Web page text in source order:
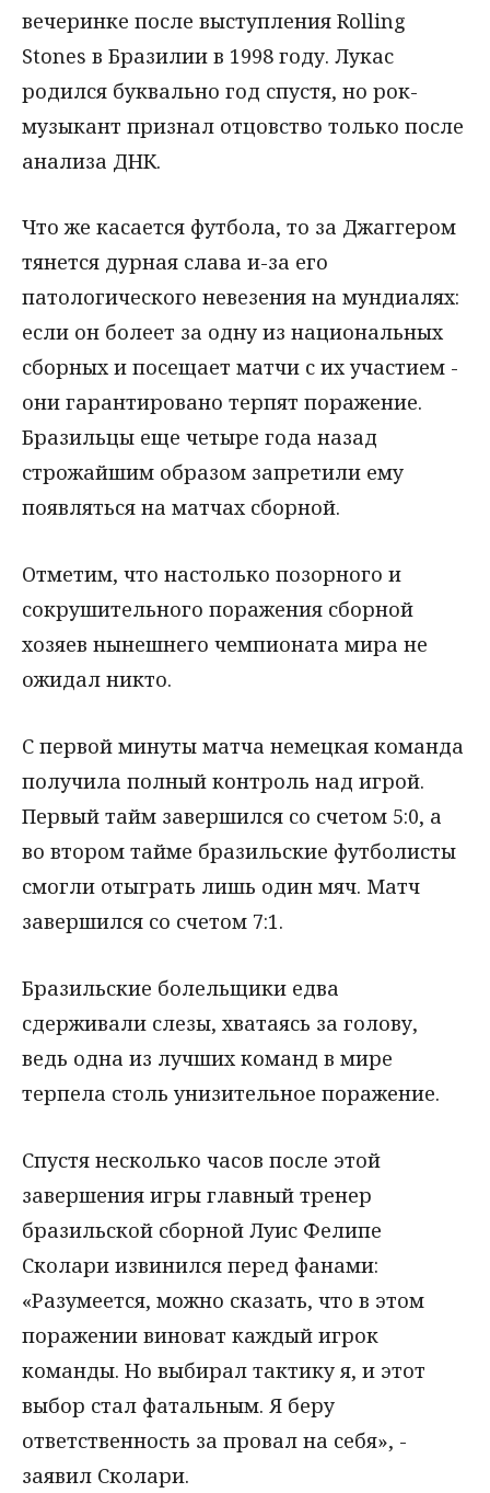
вечеринке после выступления Rolling
Stones в Бразилии в 1998 году. Лукас
родился буквально год спустя, но рок-
музыкант признал отцовство только после
анализа ДНК.
Что же касается футбола, то за Джаггером
тянется дурная слава и-за его
патологического невезения на мундиалях:
если он болеет за одну из национальных
сборных и посещает матчи с их участием -
они гарантировано терпят поражение.
Бразильцы еще четыре года назад
строжайшим образом запретили ему
появляться на матчах сборной.
Отметим, что настолько позорного и
сокрушительного поражения сборной
хозяев нынешнего чемпионата мира не
ожидал никто.
С первой минуты матча немецкая команда
получила полный контроль над игрой.
Первый тайм завершился со счетом 5:0, а
во втором тайме бразильские футболисты
смогли отыграть лишь один мяч. Матч
завершился со счетом 7:1.
Бразильские болельщики едва
сдерживали слезы, хватаясь за голову,
ведь одна из лучших команд в мире
терпела столь унизительное поражение.
Спустя несколько часов после этой
завершения игры главный тренер
бразильской сборной Луис Фелипе
Сколари извинился перед фанами:
«Разумеется, можно сказать, что в этом
поражении виноват каждый игрок
команды. Но выбирал тактику я, и этот
выбор стал фатальным. Я беру
ответственность за провал на себя», -
заявил Сколари.